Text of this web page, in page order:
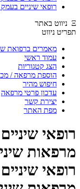
רופאי שיניים
Ξ ניווט באתר
תפריט ניווט
מאמרים ברפואת
עמוד ראשי
הצג קטגוריות
הוספת מרפאה /
חיפוש מהיר
עדכון פרטי מרפאה
יצירת קשר
מפת האתר
רופאי
מרפאות
רופאי